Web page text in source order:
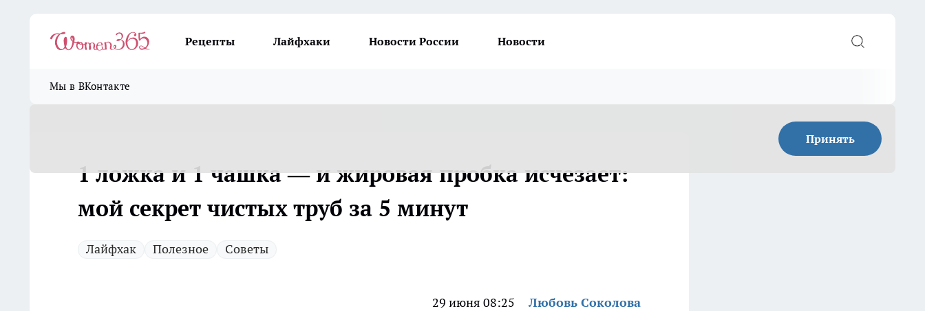
Рецепты Лайфхаки Новости России Новости
Мы в ВКонтакте
Принять
1 ложка и 1 чашка — и жировая пробка исчезает:
мой секрет чистых труб за 5 минут
Лайфхак Полезное Советы
29 июня 08:25 Любовь Соколова